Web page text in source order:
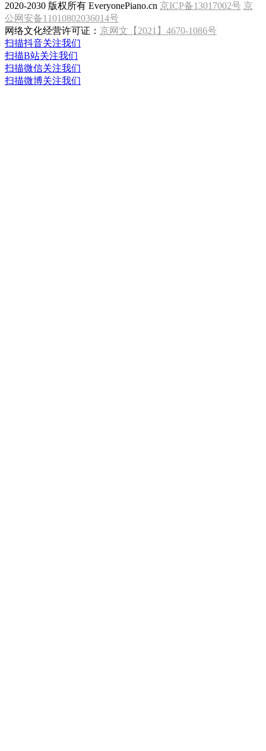
2020-2030 版权所有 EveryonePiano.cn 京ICP备13017002号 京
公网安备11010802036014号
网络文化经营许可证： 京网文【2021】4670-1086号
扫描抖音关注我们
扫描B站关注我们
扫描微信关注我们
扫描微博关注我们